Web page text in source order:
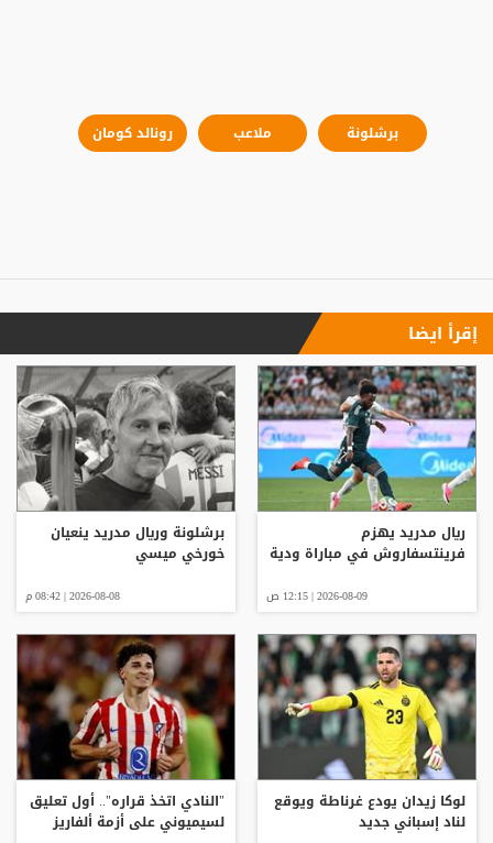
برشلونة ملاعب رونالد كومان
إقرأ ايضا
ريال مدريد يهزم
فرينتسفاروش في مباراة ودية
2026-08-09 | 12:15 ص
برشلونة وريال مدريد ينعيان
خورخي ميسي
2026-08-08 | 08:42 م
لوكا زيدان يودع غرناطة ويوقع
لناد إسباني جديد
"النادي اتخذ قراره".. أول تعليق
لسيميوني على أزمة ألفاريز